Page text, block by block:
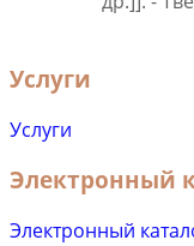
Услуги
Услуги
Электронный
Электронный